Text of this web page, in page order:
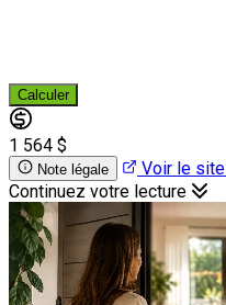
Calculer
1 564 $
Note légale Voir le site
Continuez votre lecture